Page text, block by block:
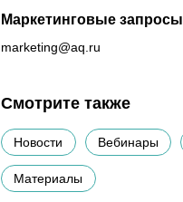
Маркетинговые запросы
marketing@aq.ru
Смотрите также
Новости Вебинары
Материалы